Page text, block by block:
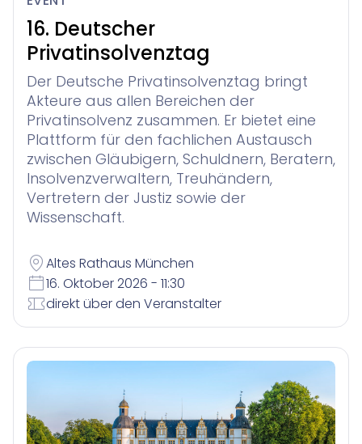
16. Deutscher
Privatinsolvenztag
Der Deutsche Privatinsolvenztag bringt
Akteure aus allen Bereichen der
Privatinsolvenz zusammen. Er bietet eine
Plattform für den fachlichen Austausch
zwischen Gläubigern, Schuldnern, Beratern,
Insolvenzverwaltern, Treuhändern,
Vertretern der Justiz sowie der
Wissenschaft.
Altes Rathaus München
16. Oktober 2026 - 11:30
direkt über den Veranstalter